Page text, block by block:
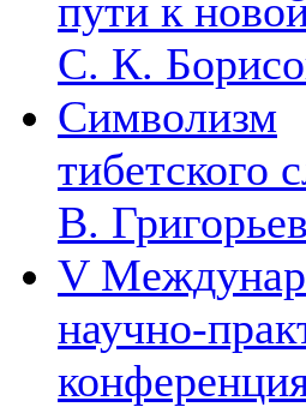
пути к
С. К.
Символизм
тибетского
В.
V
научно-